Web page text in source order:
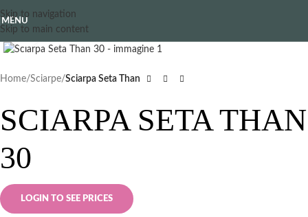
Skip to navigation
Skip to main content
MENU
Clicca per ingrandire
Home Sciarpe Sciarpa Seta Than
SCIARPA SETA THAN
30
LOGIN TO SEE PRICES